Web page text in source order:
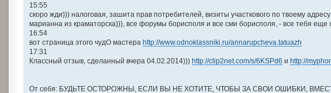
15:55
скоро жди))) налоговая, зашита прав потребителей, визиты участкового по твоему
марианна из краматорска))), все форумы борисполя и все сми борисполя, - все тебя еще
16:54
вот страница этого чудО мастераhttp://www.odnoklassniki.ru/annarupcheva.tatuazh
17:31
Классный отзыв, сделанный вчера 04.02.2014)))http://clip2net.com/s/6KSPd6 иhttp://
От себя: БУДЬТЕ ОСТОРОЖНЫ, ЕСЛИ ВЫ НЕ ХОТИТЕ, ЧТОБЫ ЗА СВОИ ОШИБКИ,